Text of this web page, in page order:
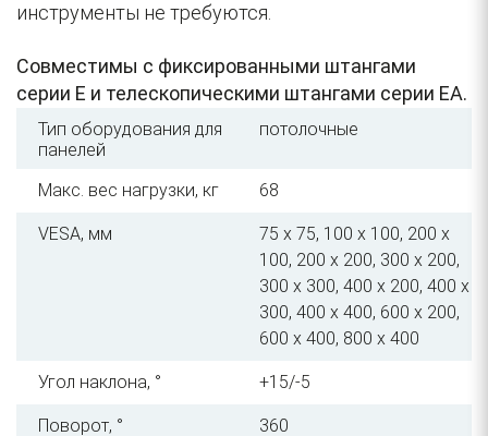
инструменты не требуются.
Совместимы с фиксированными штангами
серии E и телескопическими штангами серии EA.
Тип оборудования для
панелей
потолочные
Макс. вес нагрузки, кг 68
VESA, мм
75 x 75, 100 x 100, 200 x
100, 200 x 200, 300 x 200,
300 x 300, 400 x 200, 400 x
300, 400 x 400, 600 x 200,
600 x 400, 800 x 400
Угол наклона, ° +15/-5
Поворот, ° 360